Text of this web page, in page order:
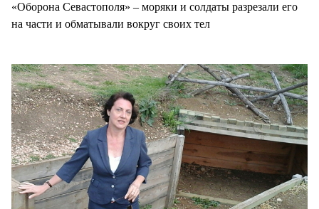
«Оборона Севастополя» – моряки и солдаты разрезали его
на части и обматывали вокруг своих тел